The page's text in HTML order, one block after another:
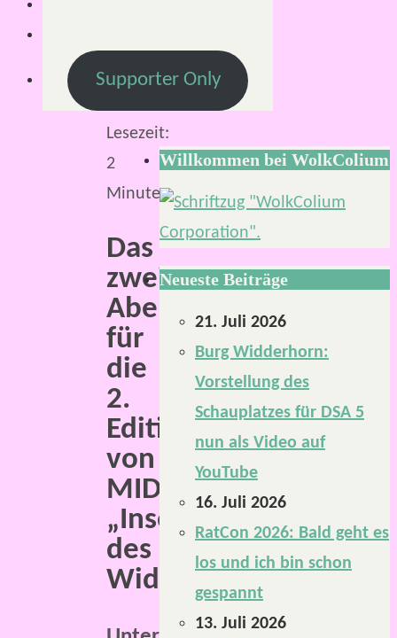
Mai
Lesezeit:
2
Minuten
Das
zweite
Abenteuer
für
die
2.
Edition
von
MIDGARD:
„Insel
des
Widdergottes“.
Supporter Only
Willkommen bei WolkColium
Neueste Beiträge
21. Juli 2026
Burg Widderhorn:
Vorstellung des
Schauplatzes für DSA 5
nun als Video auf
YouTube
16. Juli 2026
RatCon 2026: Bald geht es
los und ich bin schon
gespannt
13. Juli 2026